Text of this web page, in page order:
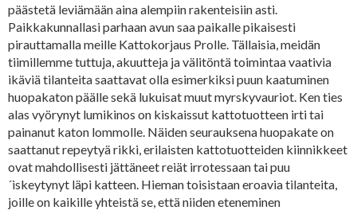
päästetä leviämään aina alempiin rakenteisiin asti.
Paikkakunnallasi parhaan avun saa paikalle pikaisesti
pirauttamalla meille Kattokorjaus Prolle. Tällaisia, meidän
tiimillemme tuttuja, akuutteja ja välitöntä toimintaa vaativia
ikäviä tilanteita saattavat olla esimerkiksi puun kaatuminen
huopakaton päälle sekä lukuisat muut myrskyvauriot. Ken ties
alas vyörynyt lumikinos on kiskaissut kattotuotteen irti tai
painanut katon lommolle. Näiden seurauksena huopakate on
saattanut repeytyä rikki, erilaisten kattotuotteiden kiinnikkeet
ovat mahdollisesti jättäneet reiät irrotessaan tai puu
´iskeytynyt läpi katteen. Hieman toisistaan eroavia tilanteita,
joille on kaikille yhteistä se, että niiden eteneminen